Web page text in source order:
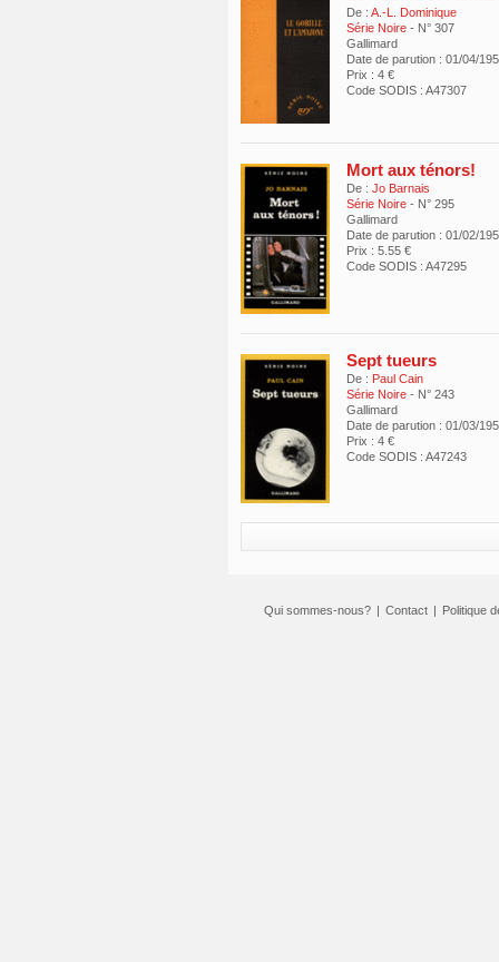
De : A.-L. Dominique
Série Noire - N° 307
Gallimard
Date de parution : 01/04/
Prix : 4 €
Code SODIS : A47307
Mort aux ténors!
De : Jo Barnais
Série Noire - N° 295
Gallimard
Date de parution : 01/02/
Prix : 5.55 €
Code SODIS : A47295
Sept tueurs
De : Paul Cain
Série Noire - N° 243
Gallimard
Date de parution : 01/03/
Prix : 4 €
Code SODIS : A47243
Qui sommes-nous? | Contact | Politique